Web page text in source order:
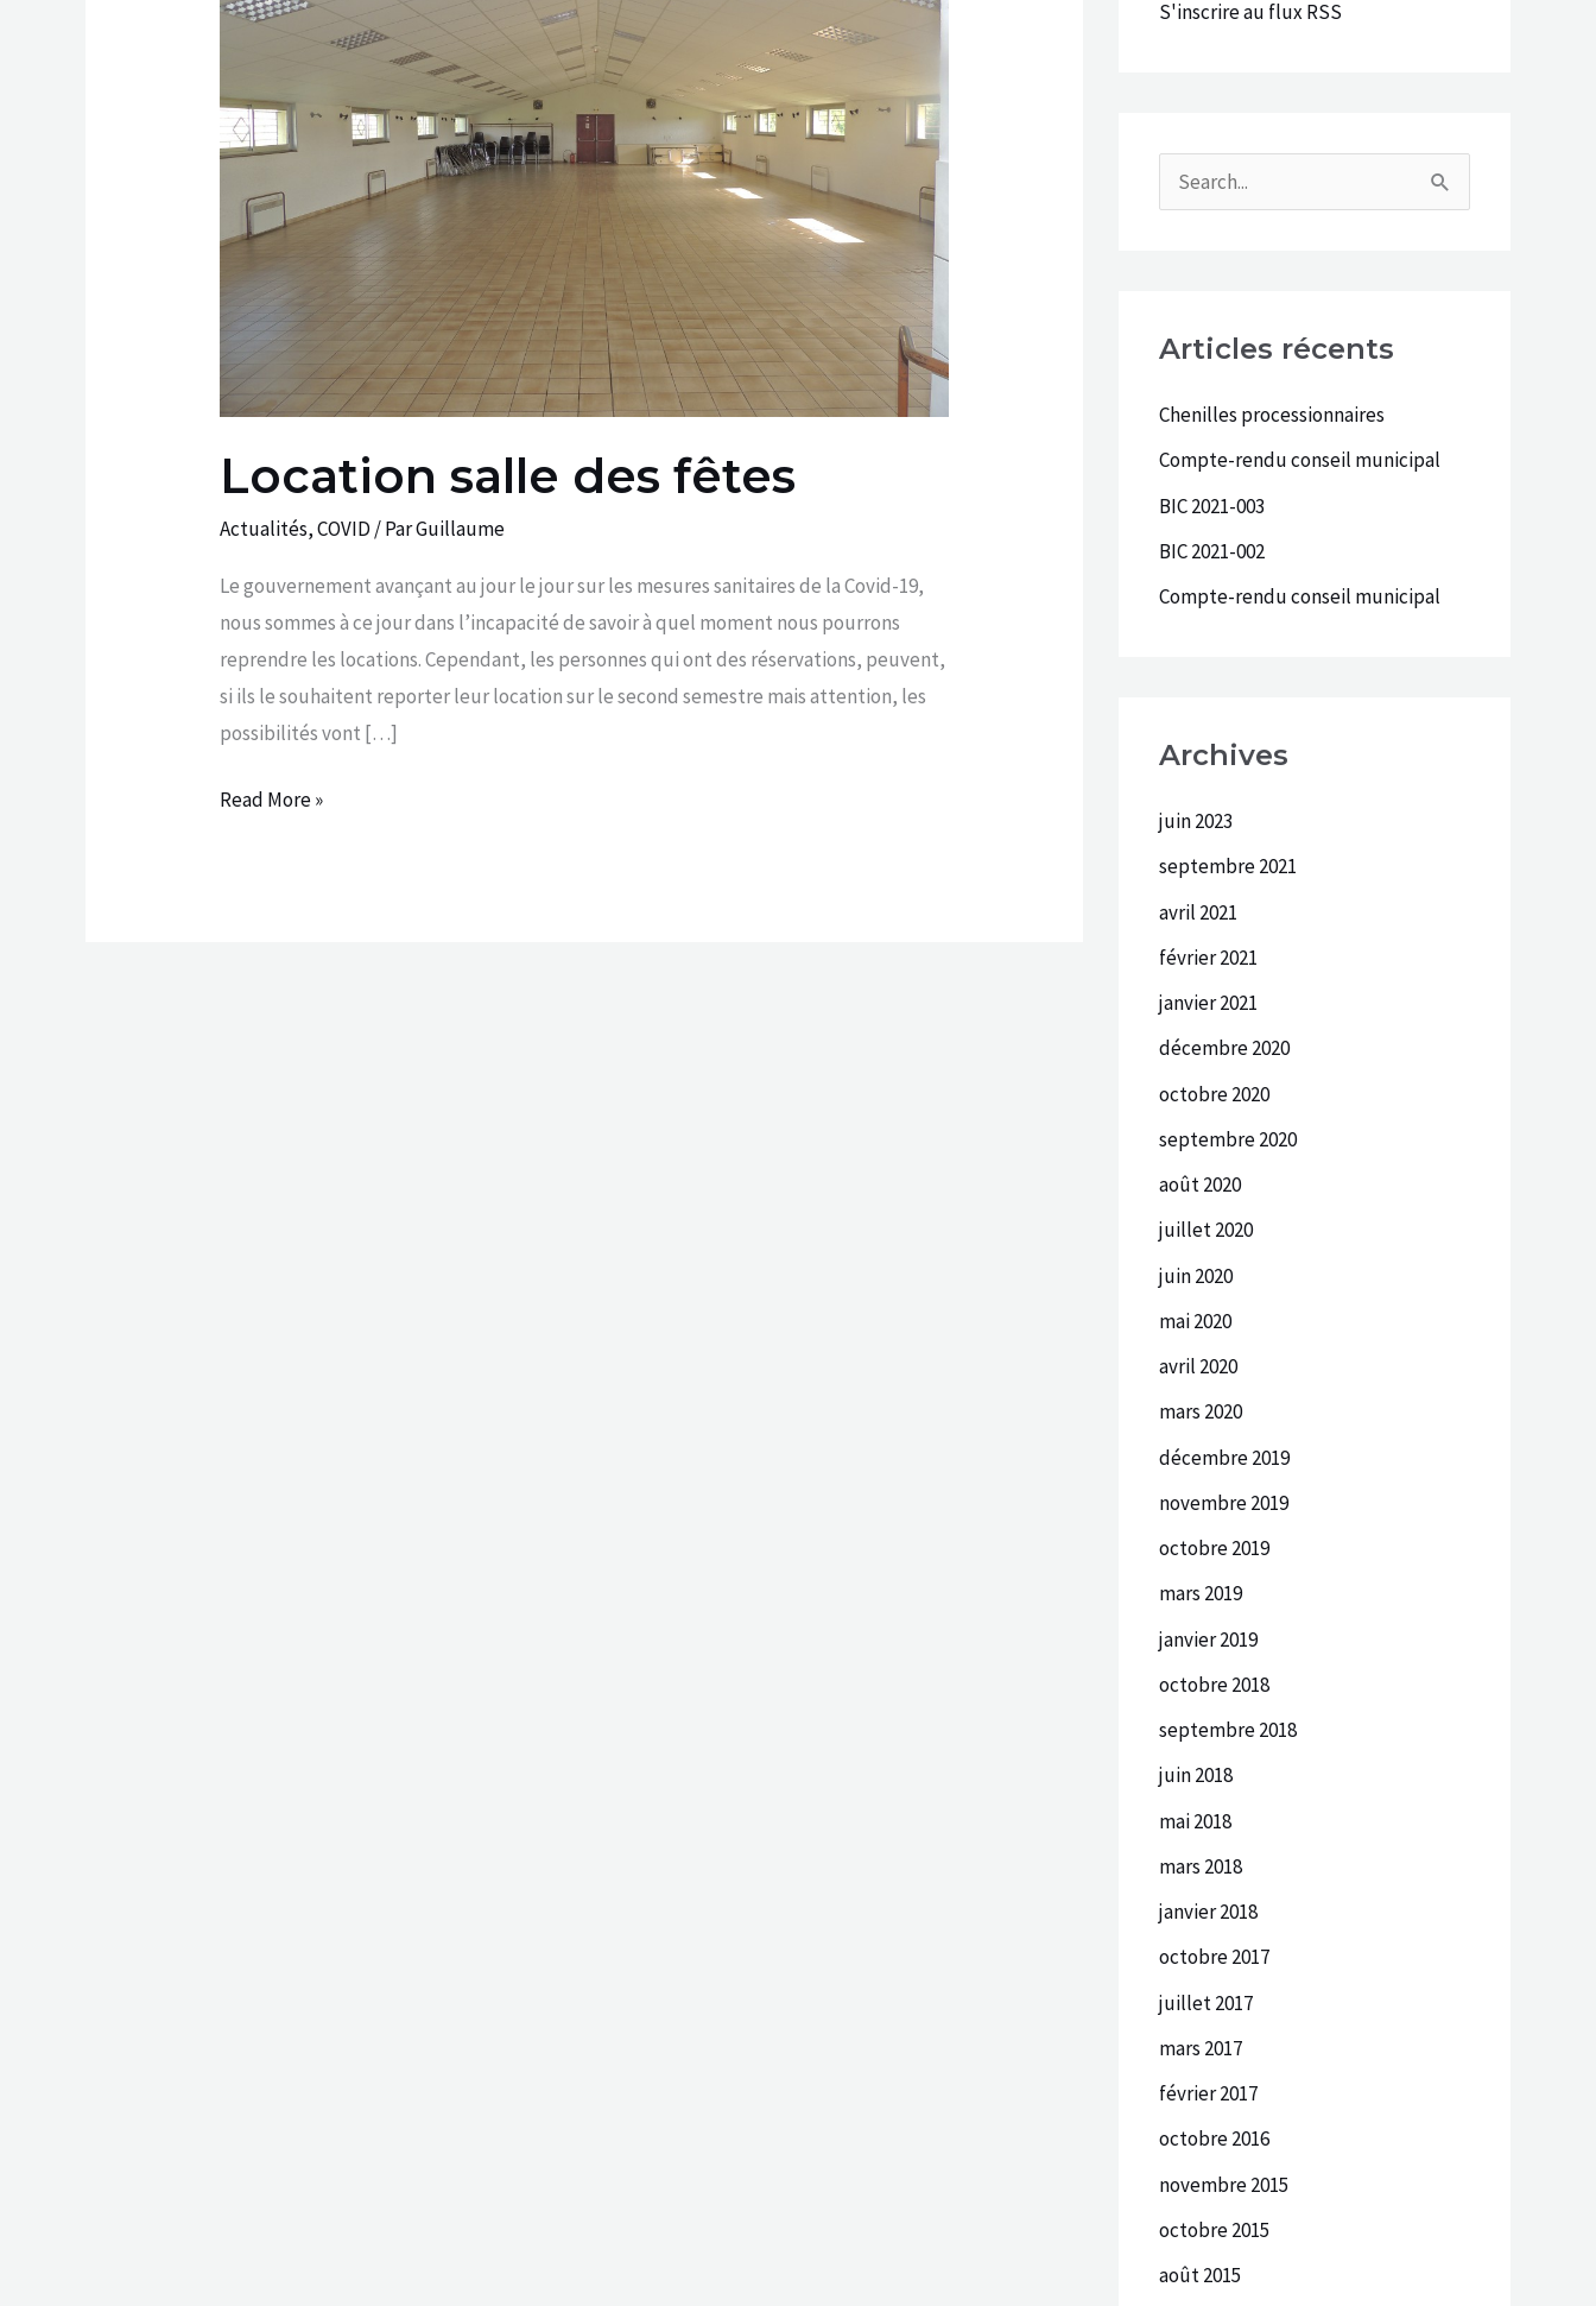
Location salle des fêtes
Actualités,COVID / ParGuillaume
Le gouvernement avançant au jour le jour sur les mesures sanitaires de la Covid-19,
nous sommes à ce jour dans l’incapacité de savoir à quel moment nous pourrons
reprendre les locations. Cependant, les personnes qui ont des réservations, peuvent,
si ils le souhaitent reporter leur location sur le second semestre mais attention, les
possibilités vont […]
Read More »
e
S'inscrire au flux RSS
e
c
h
e
r
Articles récents
Chenilles processionnaires
Compte-rendu conseil municipal
BIC 2021-003
BIC 2021-002
Compte-rendu conseil municipal
Archives
juin 2023
septembre 2021
avril 2021
février 2021
janvier 2021
décembre 2020
octobre 2020
septembre 2020
août 2020
juillet 2020
juin 2020
mai 2020
avril 2020
mars 2020
décembre 2019
novembre 2019
octobre 2019
mars 2019
janvier 2019
octobre 2018
septembre 2018
juin 2018
mai 2018
mars 2018
janvier 2018
octobre 2017
juillet 2017
mars 2017
février 2017
octobre 2016
novembre 2015
octobre 2015
août 2015